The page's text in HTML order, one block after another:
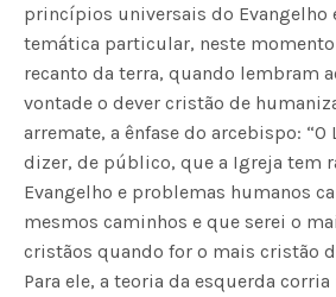
princípios universais do Evangelho
temática particular, neste
recanto da terra, quando lembram
vontade o dever cristão de
arremate, a ênfase do arcebispo:
dizer, de público, que a Igreja tem
Evangelho e problemas humanos
mesmos caminhos e que serei o
cristãos quando for o mais cristão
Para ele, a teoria da esquerda